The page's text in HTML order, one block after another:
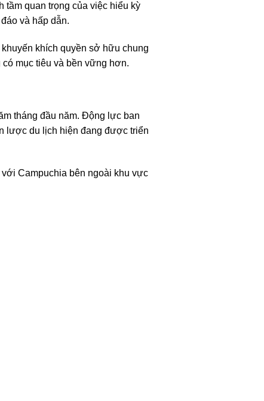
tầm quan trọng của việc hiểu kỳ
và hấp dẫn.
khích quyền sở hữu chung
mục tiêu và bền vững hơn.
tháng đầu năm. Động lực ban
lược du lịch hiện đang được triển
Campuchia bên ngoài khu vực